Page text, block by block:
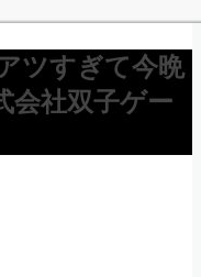
ツすぎて今晩
会社双子ゲー